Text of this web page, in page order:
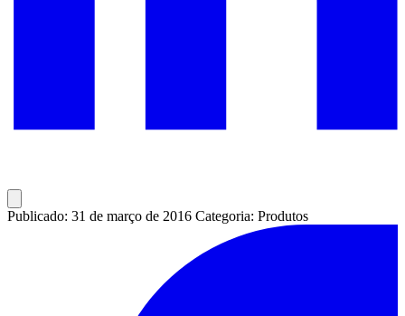
Publicado: 31 de março de 2016 Categoria: Produtos